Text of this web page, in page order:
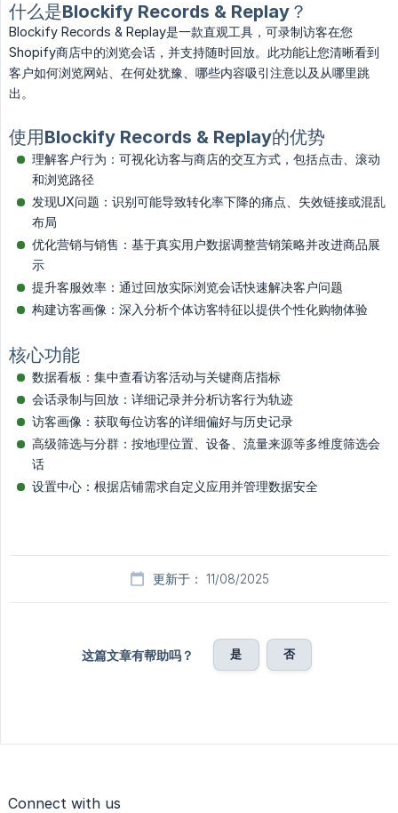
什么是Blockify Records & Replay？
Blockify Records & Replay是一款直观工具，可录制访客在您
Shopify商店中的浏览会话，并支持随时回放。此功能让您清晰看到
客户如何浏览网站、在何处犹豫、哪些内容吸引注意以及从哪里跳
出。
使用Blockify Records & Replay的优势
理解客户行为：可视化访客与商店的交互方式，包括点击、滚动
和浏览路径
发现UX问题：识别可能导致转化率下降的痛点、失效链接或混乱
布局
优化营销与销售：基于真实用户数据调整营销策略并改进商品展
示
提升客服效率：通过回放实际浏览会话快速解决客户问题
构建访客画像：深入分析个体访客特征以提供个性化购物体验
核心功能
数据看板：集中查看访客活动与关键商店指标
会话录制与回放：详细记录并分析访客行为轨迹
访客画像：获取每位访客的详细偏好与历史记录
高级筛选与分群：按地理位置、设备、流量来源等多维度筛选会
话
设置中心：根据店铺需求自定义应用并管理数据安全
更新于： 11/08/2025
这篇文章有帮助吗？ 是 否
Connect with us